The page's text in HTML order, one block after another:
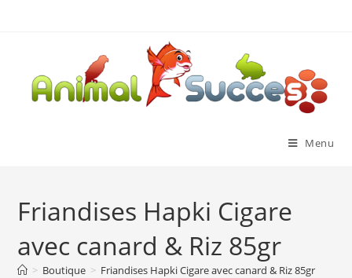
Menu
Friandises Hapki Cigare
avec canard & Riz 85gr
> Boutique > Friandises Hapki Cigare avec canard & Riz 85gr